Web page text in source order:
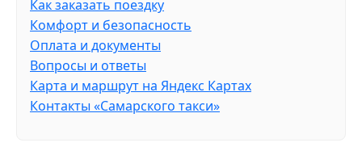
Как заказать поездку
Комфорт и безопасность
Оплата и документы
Вопросы и ответы
Карта и маршрут на Яндекс Картах
Контакты «Самарского такси»